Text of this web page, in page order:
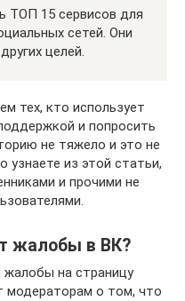
ТОП 15 сервисов для
сетей. Они
целей.
тех, кто использует
и попросить
не тяжело и это не
узнаете из этой статьи,
и прочими не
жалобы в ВК?
на страницу
модераторам о том, что